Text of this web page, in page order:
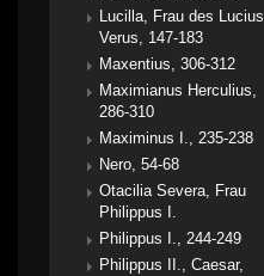
Lucilla, Frau des Lucius
Verus, 147-183
Maxentius, 306-312
Maximianus Herculius,
286-310
Maximinus I., 235-238
Nero, 54-68
Otacilia Severa, Frau
Philippus I.
Philippus I., 244-249
Philippus II., Caesar,